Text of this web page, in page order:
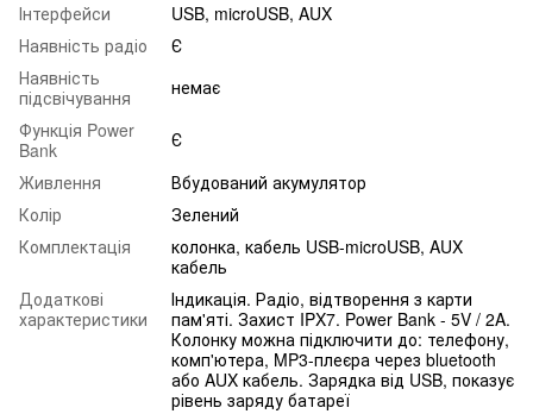
Інтерфейси
USB, microUSB, AUX
Наявність радіо
Є
Наявність
підсвічування
немає
Функція Power
Bank
Є
Живлення
Вбудований акумулятор
Колір
Зелений
Комплектація
колонка, кабель USB-microUSB, AUX
кабель
Додаткові
характеристики
Індикація. Радіо, відтворення з карти
пам'яті. Захист IPX7. Power Bank - 5V / 2A.
Колонку можна підключити до: телефону,
комп'ютера, MP3-плеєра через bluetooth
або AUX кабель. Зарядка від USB, показує
рівень заряду батареї